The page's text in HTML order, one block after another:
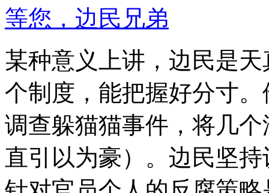
等您，边民兄弟
某种意义上讲，边民是
个制度，能把握好分寸
调查躲猫猫事件，将几
直引以为豪）。边民坚